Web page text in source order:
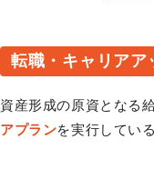
転職・キャリアア
資産形成の原資となる
アプランを実行してい